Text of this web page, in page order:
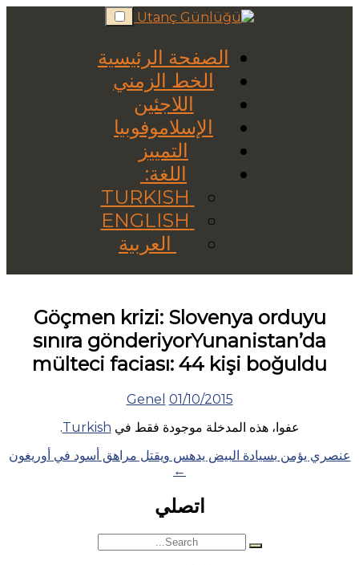
Skip
to
الصفحة الرئيسية
الخط الزمني
اللاجئين
الإسلاموفوبيا
التمييز
اللغة:
العربية
Göçmen krizi: Slovenya orduyu
sınıra gönderiyorYunanistan’da
mülteci faciası: 44 kişi boğuldu
01/10/2015
Genel
عفوا، هذه المدخلة موجودة فقط في Turkish
.
Posts
عنصري يؤمن بسيادة البيض يدهس ويقتل مراهق أسود في أوريغون
←
اتصلي
Search
for: